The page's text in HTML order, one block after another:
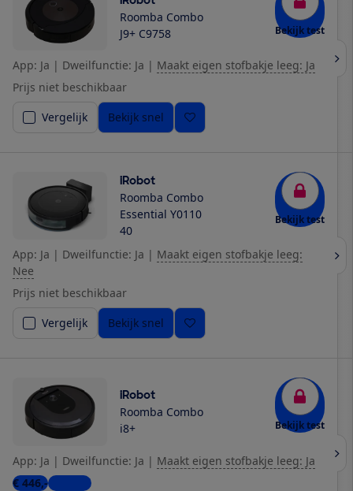
Roomba Combo
J9+ C9758
Bekijk test
App: Ja | Dweilfunctie: Ja | Maakt eigen stofbakje leeg: Ja
Prijs niet beschikbaar
Vergelijk
Bekijk snel
iRobot
Roomba Combo
Essential Y0110
40
Bekijk test
App: Ja | Dweilfunctie: Ja | Maakt eigen stofbakje leeg:
Nee
Prijs niet beschikbaar
Vergelijk
Bekijk snel
iRobot
Roomba Combo
i8+
Bekijk test
App: Ja | Dweilfunctie: Ja | Maakt eigen stofbakje leeg: Ja
€ 446,-1 winkel